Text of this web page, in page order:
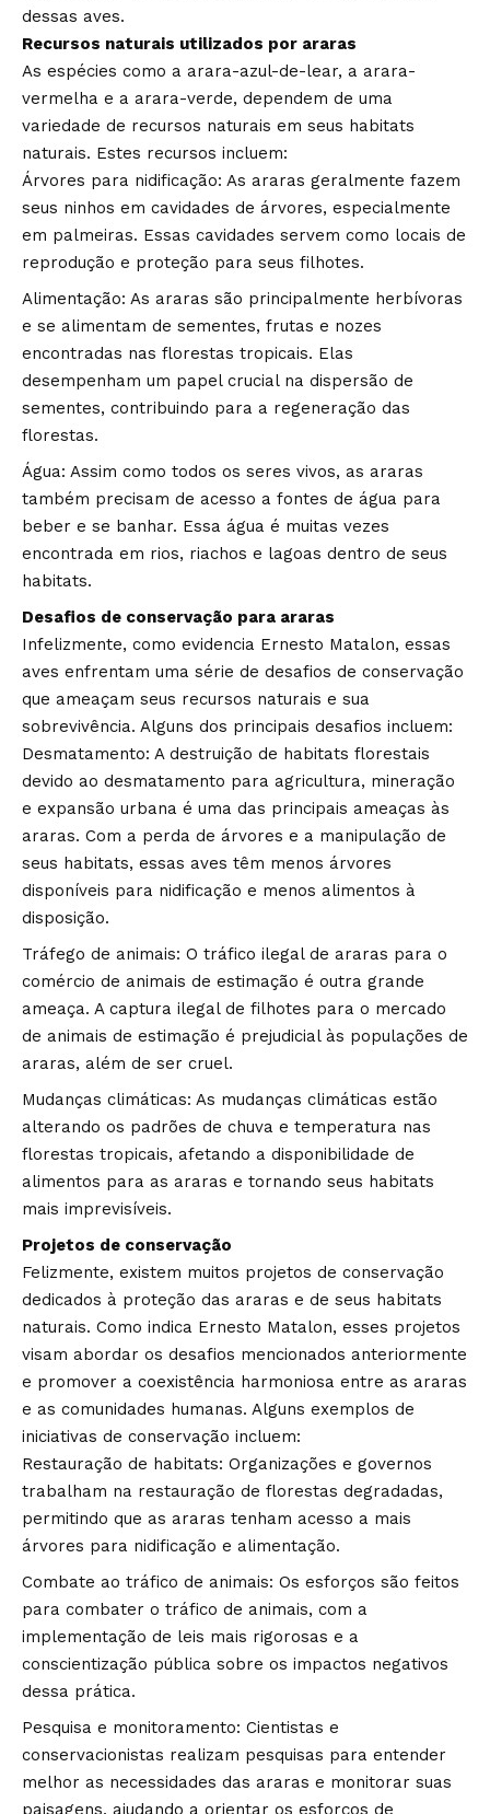
dessas aves.
Recursos naturais utilizados por araras
As espécies como a arara-azul-de-lear, a arara-
vermelha e a arara-verde, dependem de uma
variedade de recursos naturais em seus habitats
naturais. Estes recursos incluem:
Árvores para nidificação: As araras geralmente fazem
seus ninhos em cavidades de árvores, especialmente
em palmeiras. Essas cavidades servem como locais de
reprodução e proteção para seus filhotes.
Alimentação: As araras são principalmente herbívoras
e se alimentam de sementes, frutas e nozes
encontradas nas florestas tropicais. Elas
desempenham um papel crucial na dispersão de
sementes, contribuindo para a regeneração das
florestas.
Água: Assim como todos os seres vivos, as araras
também precisam de acesso a fontes de água para
beber e se banhar. Essa água é muitas vezes
encontrada em rios, riachos e lagoas dentro de seus
habitats.
Desafios de conservação para araras
Infelizmente, como evidencia Ernesto Matalon, essas
aves enfrentam uma série de desafios de conservação
que ameaçam seus recursos naturais e sua
sobrevivência. Alguns dos principais desafios incluem:
Desmatamento: A destruição de habitats florestais
devido ao desmatamento para agricultura, mineração
e expansão urbana é uma das principais ameaças às
araras. Com a perda de árvores e a manipulação de
seus habitats, essas aves têm menos árvores
disponíveis para nidificação e menos alimentos à
disposição.
Tráfego de animais: O tráfico ilegal de araras para o
comércio de animais de estimação é outra grande
ameaça. A captura ilegal de filhotes para o mercado
de animais de estimação é prejudicial às populações de
araras, além de ser cruel.
Mudanças climáticas: As mudanças climáticas estão
alterando os padrões de chuva e temperatura nas
florestas tropicais, afetando a disponibilidade de
alimentos para as araras e tornando seus habitats
mais imprevisíveis.
Projetos de conservação
Felizmente, existem muitos projetos de conservação
dedicados à proteção das araras e de seus habitats
naturais. Como indica Ernesto Matalon, esses projetos
visam abordar os desafios mencionados anteriormente
e promover a coexistência harmoniosa entre as araras
e as comunidades humanas. Alguns exemplos de
iniciativas de conservação incluem:
Restauração de habitats: Organizações e governos
trabalham na restauração de florestas degradadas,
permitindo que as araras tenham acesso a mais
árvores para nidificação e alimentação.
Combate ao tráfico de animais: Os esforços são feitos
para combater o tráfico de animais, com a
implementação de leis mais rigorosas e a
conscientização pública sobre os impactos negativos
dessa prática.
Pesquisa e monitoramento: Cientistas e
conservacionistas realizam pesquisas para entender
melhor as necessidades das araras e monitorar suas
paisagens, ajudando a orientar os esforços de